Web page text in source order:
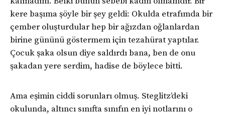
kere başıma şöyle bir şey geldi: Okulda etrafımda bir
çember oluşturdular hep bir ağızdan oğlanlardan
birine gününü göstermem için tezahürat yaptılar.
Çocuk şaka olsun diye saldırdı bana, ben de onu
şakadan yere serdim, hadise de böylece bitti.
Ama eşimin ciddi sorunları olmuş. Steglitz’deki
okulunda, altıncı sınıfta sınıfın en iyi notlarını o